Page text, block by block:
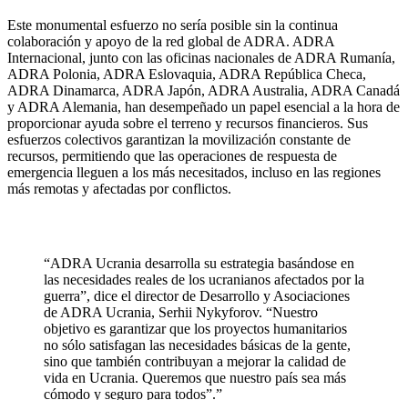
Este monumental esfuerzo no sería posible sin la continua
colaboración y apoyo de la red global de ADRA. ADRA
Internacional, junto con las oficinas nacionales de ADRA Rumanía,
ADRA Polonia, ADRA Eslovaquia, ADRA República Checa,
ADRA Dinamarca, ADRA Japón, ADRA Australia, ADRA Canadá
y ADRA Alemania, han desempeñado un papel esencial a la hora de
proporcionar ayuda sobre el terreno y recursos financieros. Sus
esfuerzos colectivos garantizan la movilización constante de
recursos, permitiendo que las operaciones de respuesta de
emergencia lleguen a los más necesitados, incluso en las regiones
más remotas y afectadas por conflictos.
“ADRA Ucrania desarrolla su estrategia basándose en
las necesidades reales de los ucranianos afectados por la
guerra”, dice el director de Desarrollo y Asociaciones
de ADRA Ucrania, Serhii Nykyforov. “Nuestro
objetivo es garantizar que los proyectos humanitarios
no sólo satisfagan las necesidades básicas de la gente,
sino que también contribuyan a mejorar la calidad de
vida en Ucrania. Queremos que nuestro país sea más
cómodo y seguro para todos”.”